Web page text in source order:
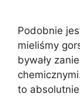
Podobnie
mieliśmy
bywały
to